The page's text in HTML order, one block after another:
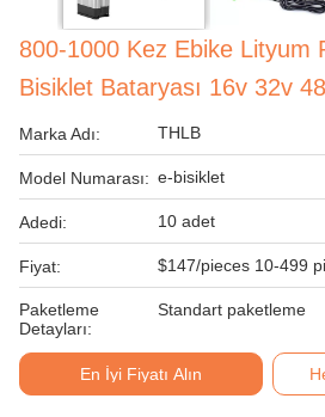
800-1000 Kez Ebike Lityum
Bisiklet Bataryası 16v 32v
Marka Adı: THLB
Model Numarası: e-bisiklet
Adedi: 10 adet
Fiyat: $147/pieces 10-499
Paketleme
Detayları:
Standart paketleme
En İyi Fiyatı Alın